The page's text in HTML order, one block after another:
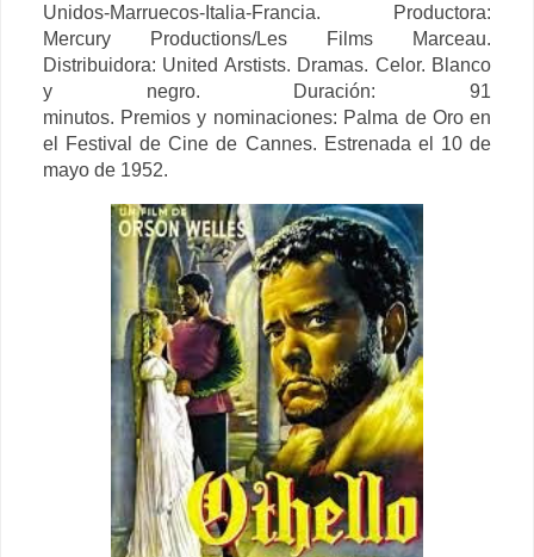
Unidos-Marruecos-Italia-Francia. Productora:
Mercury Productions/Les Films Marceau.
Distribuidora: United Arstists. Dramas. Celor. Blanco
y negro. Duración: 91
minutos. Premios y nominaciones: Palma de Oro en
el Festival de Cine de Cannes. Estrenada el 10 de
mayo de 1952.